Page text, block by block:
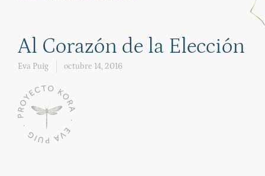
Al Corazón de la Elección
Eva Puig octubre 14, 2016